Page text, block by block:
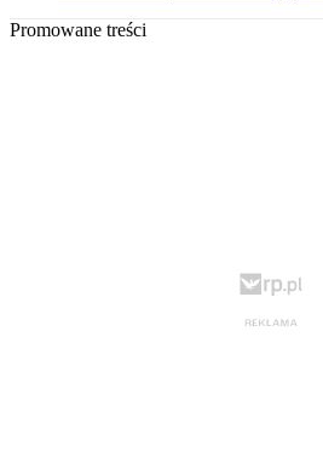
Promowane treści